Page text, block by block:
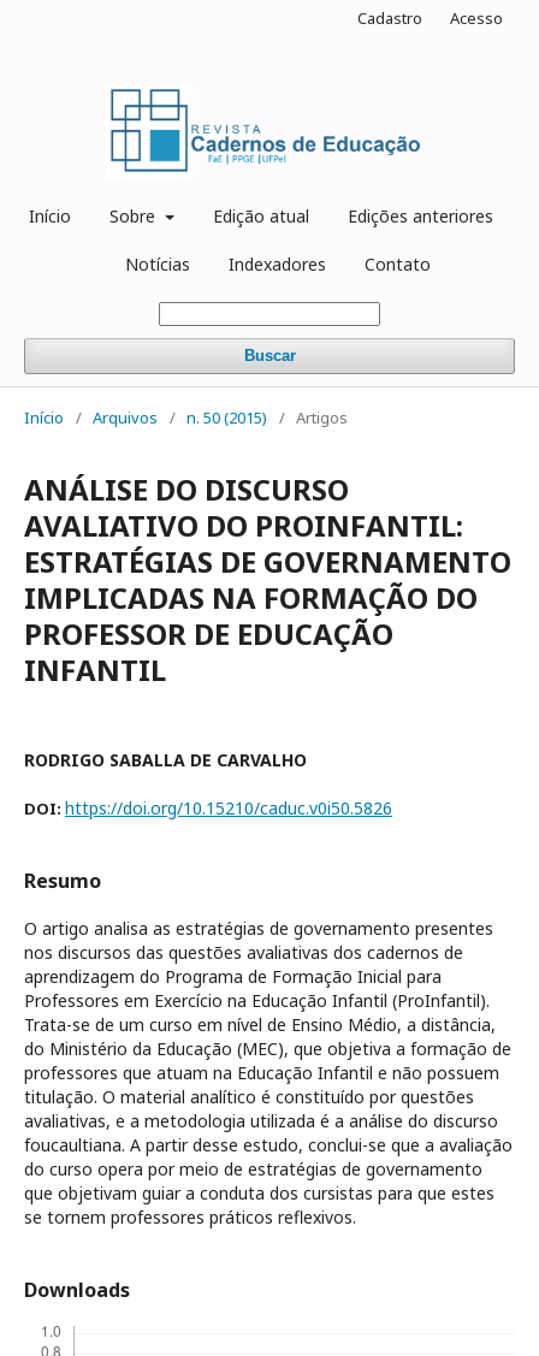
Início Sobre Edição atual Edições anteriores
Notícias Indexadores Contato
Buscar
Cadastro Acesso
Início / Arquivos / n. 50 (2015) / Artigos
ANÁLISE DO DISCURSO
AVALIATIVO DO PROINFANTIL:
ESTRATÉGIAS DE GOVERNAMENTO
IMPLICADAS NA FORMAÇÃO DO
PROFESSOR DE EDUCAÇÃO
INFANTIL
RODRIGO SABALLA DE CARVALHO
DOI: https://doi.org/10.15210/caduc.v0i50.5826
Resumo
O artigo analisa as estratégias de governamento presentes
nos discursos das questões avaliativas dos cadernos de
aprendizagem do Programa de Formação Inicial para
Professores em Exercício na Educação Infantil (ProInfantil).
Trata-se de um curso em nível de Ensino Médio, a distância,
do Ministério da Educação (MEC), que objetiva a formação de
professores que atuam na Educação Infantil e não possuem
titulação. O material analítico é constituído por questões
avaliativas, e a metodologia utilizada é a análise do discurso
foucaultiana. A partir desse estudo, conclui-se que a avaliação
do curso opera por meio de estratégias de governamento
que objetivam guiar a conduta dos cursistas para que estes
se tornem professores práticos reflexivos.
Downloads